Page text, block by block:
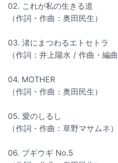
02. これが私の生きる道
（作詞・作曲：奥田民生）
03. 渚にまつわるエトセトラ
（作詞：井上陽水 / 作曲・編
04. MOTHER
（作詞・作曲：奥田民生）
05. 愛のしるし
（作詞・作曲：草野マサムネ）
06. ブギウギ No.5